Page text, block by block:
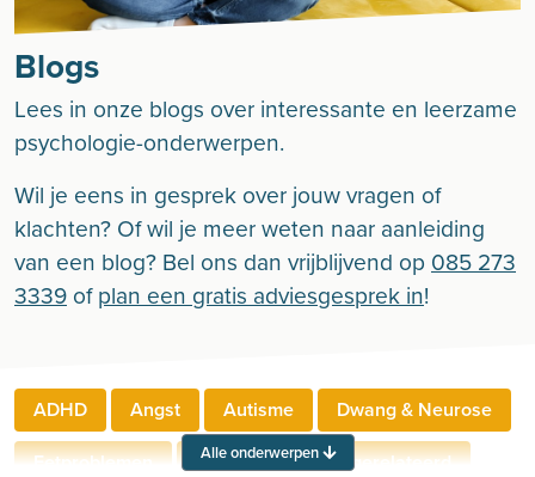
Blogs
Lees in onze blogs over interessante en leerzame
psychologie-onderwerpen.
Wil je eens in gesprek over jouw vragen of
klachten? Of wil je meer weten naar aanleiding
van een blog? Bel ons dan vrijblijvend op 085 273
3339 ofplan een gratis adviesgesprek in!
ADHD Angst Autisme
Dwang & Neurose
Eetproblemen
Relaties
Werkgerelateerd
Alle onderwerpen